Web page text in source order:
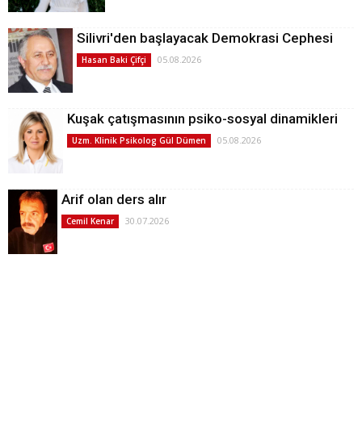
Silivri'den başlayacak Demokrasi Cephesi
Hasan Baki Çifçi 05.08.2026
Kuşak çatışmasının psiko-sosyal dinamikleri
Uzm. Klinik Psikolog Gül Dümen 05.08.2026
Arif olan ders alır
Cemil Kenar 30.07.2026